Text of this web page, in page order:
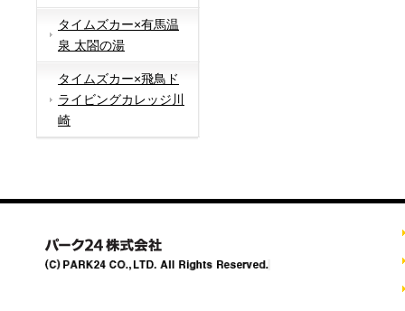
タイムズカー×有馬温
泉 太閤の湯
タイムズカー×飛鳥ド
ライビングカレッジ川
崎